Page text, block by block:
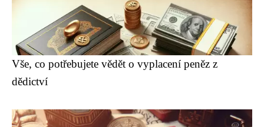
Vše, co potřebujete vědět o vyplacení peněz z
dědictví